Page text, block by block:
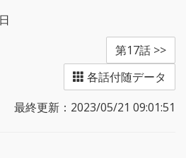
第17話 >>
各話付随データ
最終更新：2023/05/21 09:01:51